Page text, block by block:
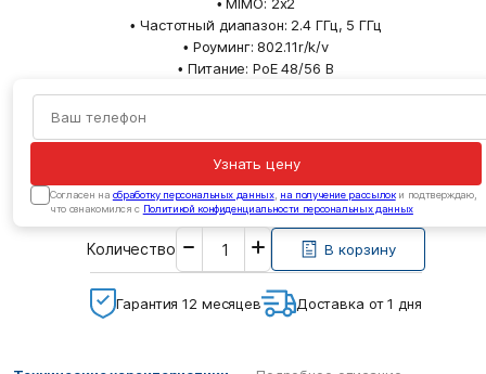
• Частотный диапазон: 2.4 ГГц, 5 ГГц
• Роуминг: 802.11r/k/v
• Питание: PoE 48/56 В
Узнать цену
Cогласен на обработку персональных данных, на получение рассылоки подтверждаю,
что ознакомился с Политикой конфиденциальности персональных данных
Количество
Введите
необходимое
количество
В корзину
Гарантия 12 месяцев Доставка от 1 дня